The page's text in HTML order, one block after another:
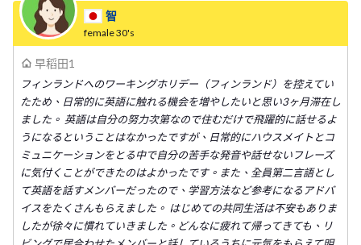
智
female30's
早稻田1
フィンランドへのワーキングホリデー（フィンランド）を控えてい
たため、日常的に英語に触れる機会を増やしたいと思い3ヶ月滞在し
ました。 英語は自分の努力次第なので住むだけで飛躍的に話せるよ
うになるということはなかったですが、日常的にハウスメイトとコ
ミュニケーションをとる中で自分の苦手な発音や話せないフレーズ
に気付くことができたのはよかったです。また、全員第二言語とし
て英語を話すメンバーだったので、学習方法など参考になるアドバ
イスをたくさんもらえました。 はじめての共同生活は不安もありま
したが徐々に慣れていきました。どんなに疲れて帰ってきても、リ